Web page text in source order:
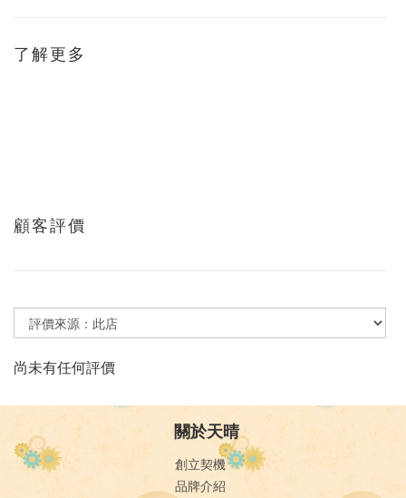
了解更多
顧客評價
尚未有任何評價
關於天晴
創立契機
品牌介紹